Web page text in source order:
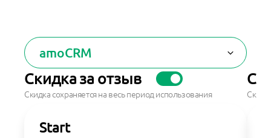
amoCRM
Скидка за отзыв
Скидка сохраняется на весь период использования
Start